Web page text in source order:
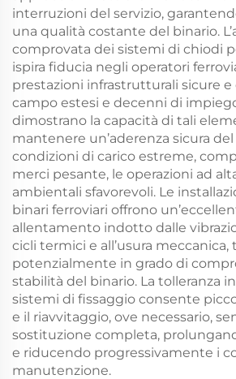
interruzioni del servizio,
una qualità costante del binario.
comprovata dei sistemi di chiodi
ispira fiducia negli operatori
prestazioni infrastrutturali sicure e
campo estesi e decenni di
dimostrano la capacità di tali
mantenere un’aderenza sicura
condizioni di carico estreme,
merci pesante, le operazioni ad
ambientali sfavorevoli. Le
binari ferroviari offrono
allentamento indotto dalle
cicli termici e all’usura
potenzialmente in grado di
stabilità del binario. La tolleranza
sistemi di fissaggio consente
e il riavvitaggio, ove necessario,
sostituzione completa,
e riducendo progressivamente i
manutenzione.